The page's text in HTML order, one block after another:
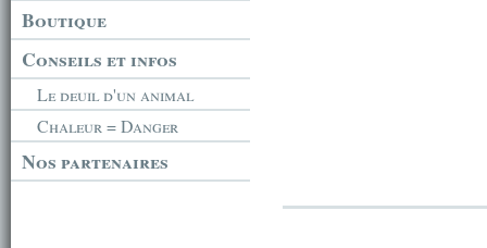
Boutique
Conseils et infos
Le deuil d'un animal
Chaleur = Danger
Nos partenaires